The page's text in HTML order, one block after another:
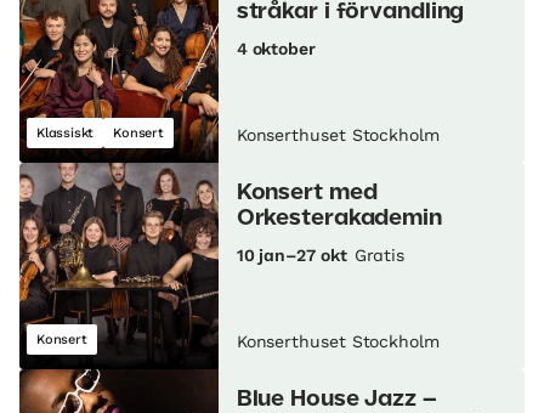
Klassiskt Konsert
stråkar i förvandling
4 oktober
Konserthuset Stockholm
Konsert
Konsert med
Orkesterakademin
10 jan–27 okt Gratis
Konserthuset Stockholm
Blue House Jazz –